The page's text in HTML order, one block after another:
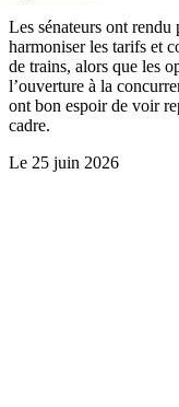
Les sénateurs ont
harmoniser les tarifs et
de trains, alors que les
l’ouverture à la
ont bon espoir de voir
cadre.
Le 25 juin 2026